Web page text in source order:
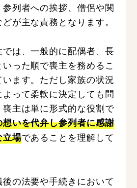
列者への挨拶、僧侶や関
が主な責務となります。
は、一般的に配偶者、長
った順で喪主を務めるこ
ます。ただし家族の状況
って柔軟に決定しても問
主は単に形式的な役割で
想いを代弁し参列者に感謝
立場であることを理解して
の法要や手続きにおいて